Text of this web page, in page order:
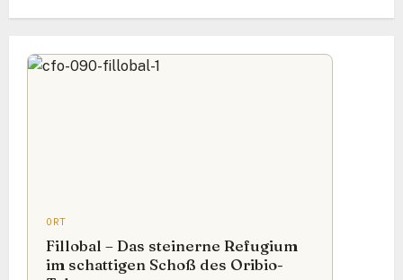
ORT
Fillobal – Das steinerne Refugium
im schattigen Schoß des Oribio-